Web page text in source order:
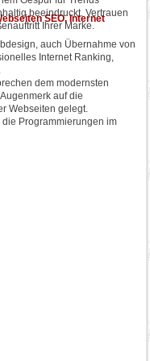
beeindruckt. Vertrauen
Ihrer Marke.
SEO, Internet
auch Übernahme von
Internet Ranking,
dem modernsten
auf die
Webseiten gelegt.
Programmierungen im